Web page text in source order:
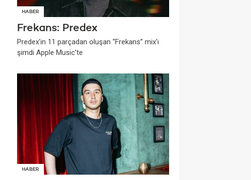
HABER
Frekans: Predex
Predex'in 11 parçadan oluşan “Frekans” mix'i
şimdi Apple Music'te
HABER